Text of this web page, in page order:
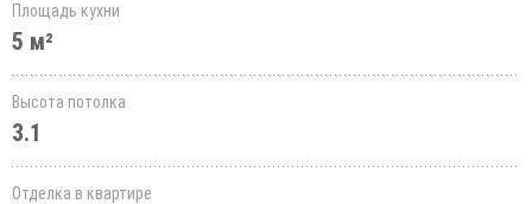
Площадь кухни
5 м²
Высота потолка
3.1
Отделка в квартире